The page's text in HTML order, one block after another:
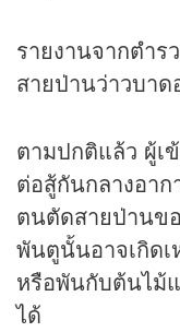
รายงานจากตำร
สายป่านว่าวบา
ตามปกติแล้ว ผู้เ
ต่อสู้กันกลางอา
ตนตัดสายป่านข
พันตูนั้นอาจเกิด
หรือพันกับต้นไม้
ได้